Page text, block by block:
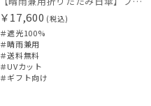
￥17,600 (税込)
＃遮光100%
＃晴雨兼用
＃送料無料
＃UVカット
＃ギフト向け